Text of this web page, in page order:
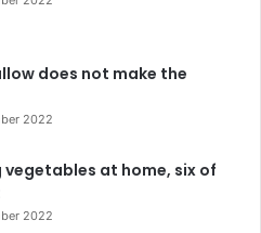
does not make the
2022
vegetables at home, six of
2022